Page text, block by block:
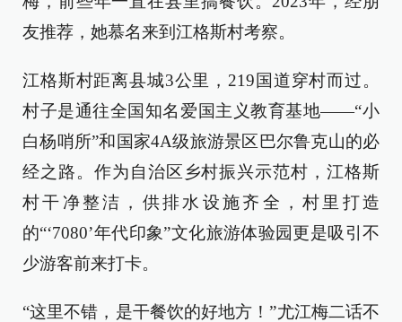
友推荐，她慕名来到江格斯村考察。
江格斯村距离县城3公里，219国道穿村而过。
村子是通往全国知名爱国主义教育基地——“小
白杨哨所”和国家4A级旅游景区巴尔鲁克山的必
经之路。作为自治区乡村振兴示范村，江格斯
村干净整洁，供排水设施齐全，村里打造
的“‘7080’年代印象”文化旅游体验园更是吸引不
少游客前来打卡。
“这里不错，是干餐饮的好地方！”尤江梅二话不